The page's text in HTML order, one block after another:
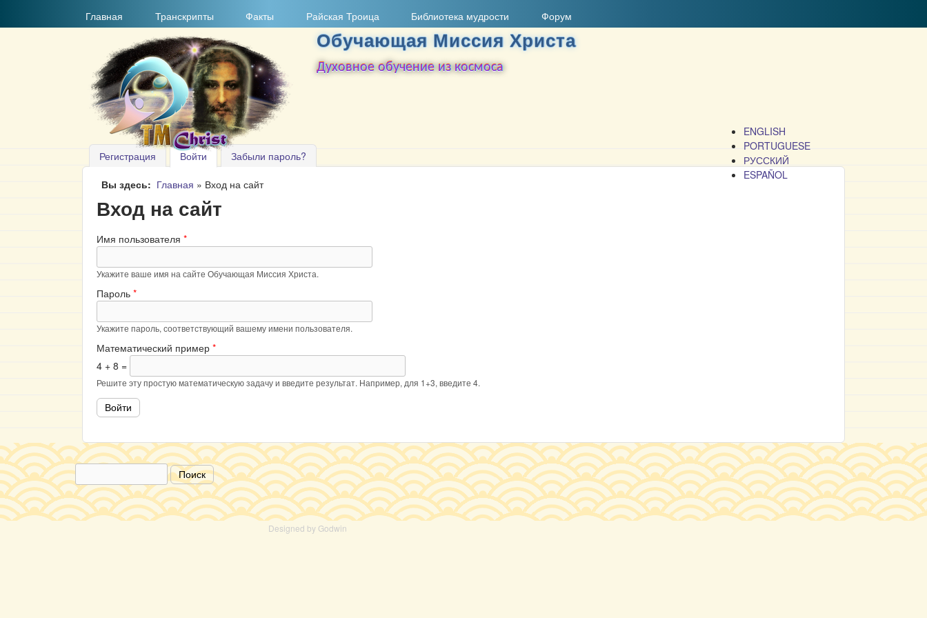
Перейти к основному
содержанию
MAIN MENU
Главная Транскрипты Факты Райская Троица Библиотека мудрости Форум
Обучающая Миссия Христа
Духовное обучение из космоса
ENGLISH
PORTUGUESE
РУССКИЙ
ESPAÑOL
Регистрация Войти (активная вкладка)
Забыли пароль?
Вы здесь Главная » Вход на сайт
Вход на сайт
Имя пользователя *
Укажите ваше имя на сайте Обучающая Миссия Христа.
Пароль *
Укажите пароль, соответствующий вашему имени пользователя.
Математический пример *
4 + 8 =
Решите эту простую математическую задачу и введите результат. Например, для 1+3, введите 4.
Форма поиска
Designed by Godwin